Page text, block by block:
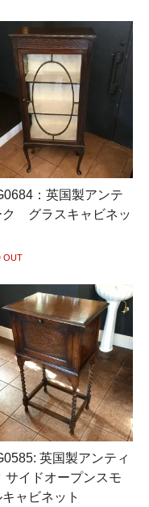
：英国製アンテ
ク グラスキャビネッ
OUT
英国製アンティ
サイドオープンスモ
ャビネット